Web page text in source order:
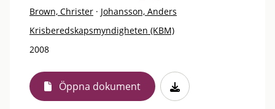
Brown, Christer · Johansson, Anders
Krisberedskapsmyndigheten (KBM)
2008
Öppna dokument